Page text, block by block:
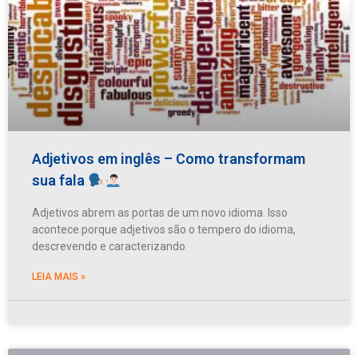
Adjetivos em inglês – Como transformam
sua fala
Adjetivos abrem as portas de um novo idioma. Isso
acontece porque adjetivos são o tempero do idioma,
descrevendo e caracterizando
LEIA MAIS »